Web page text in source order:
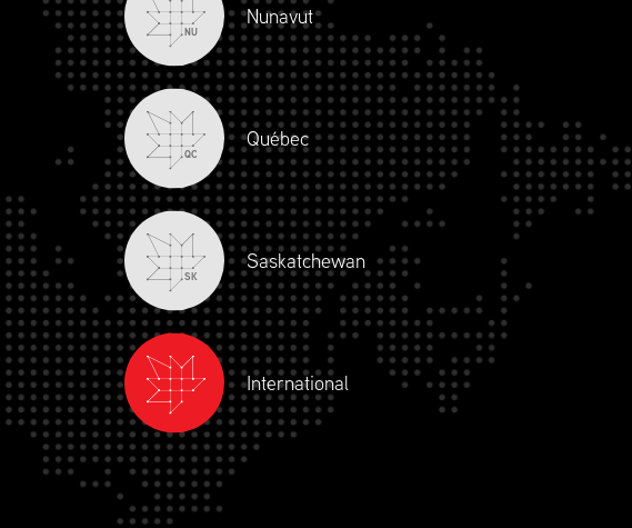
JOIGNEZ-VOUS
NU
Nunavut
QC
Québec
SK
Saskatchewan
International